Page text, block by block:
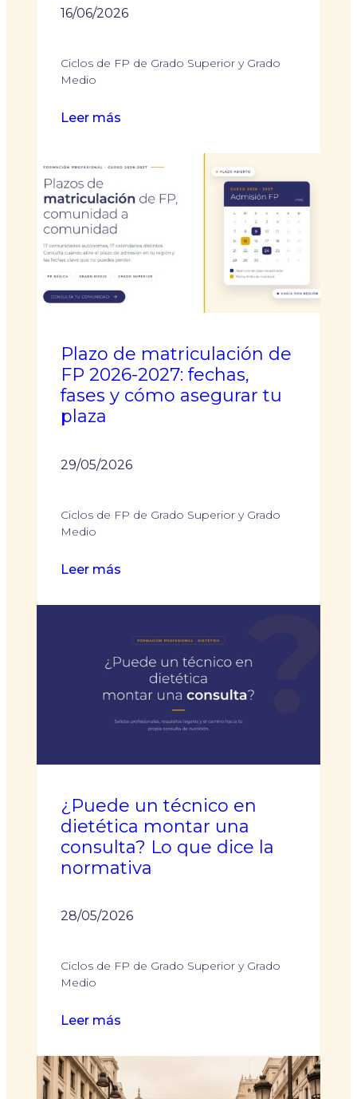
16/06/2026
Ciclos de FP de Grado Superior y Grado
Medio
Leer más
2026:
plazos,
y
cómo
solicitar
Plazo de matriculación de
FP 2026-2027: fechas,
fases y cómo asegurar tu
plaza
29/05/2026
Ciclos de FP de Grado Superior y Grado
Medio
Leer más
de
FP
2026-
fechas,
y
asegurar
tu
plaza
¿Puede un técnico en
dietética montar una
consulta? Lo que dice la
normativa
28/05/2026
Ciclos de FP de Grado Superior y Grado
Medio
Leer más
un
técnico